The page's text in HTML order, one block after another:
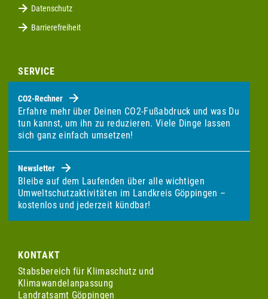
Datenschutz
Barrierefreiheit
SERVICE
CO2-Rechner
Erfahre mehr über Deinen CO2-Fußabdruck und was Du
tun kannst, um ihn zu reduzieren. Viele Dinge lassen
sich ganz einfach umsetzen!
Newsletter
Bleibe auf dem Laufenden über alle wichtigen
Umweltschutzaktivitäten im Landkreis Göppingen –
kostenlos und jederzeit kündbar!
KONTAKT
Stabsbereich für Klimaschutz und
Klimawandelanpassung
Landratsamt Göppingen